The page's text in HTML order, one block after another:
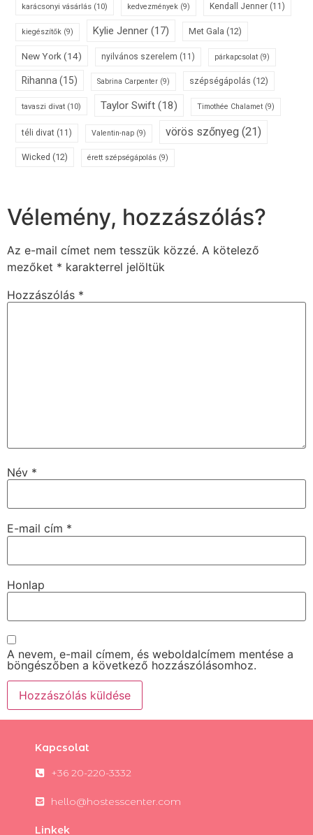
karácsonyi vásárlás (10) kedvezmények (9) Kendall Jenner (11)
kiegészítők (9) Kylie Jenner (17) Met Gala (12)
New York (14) nyilvános szerelem (11) párkapcsolat (9)
Rihanna (15) Sabrina Carpenter (9) szépségápolás (12)
tavaszi divat (10) Taylor Swift (18) Timothée Chalamet (9)
téli divat (11) Valentin-nap (9) vörös szőnyeg (21)
Wicked (12) érett szépségápolás (9)
Vélemény, hozzászólás?
Az e-mail címet nem tesszük közzé. A kötelező
mezőket * karakterrel jelöltük
Hozzászólás *
Név *
E-mail cím *
Honlap
A nevem, e-mail címem, és weboldalcímem mentése a
böngészőben a következő hozzászólásomhoz.
Kapcsolat
+36 20-220-3332
hello@hostesscenter.com
Linkek